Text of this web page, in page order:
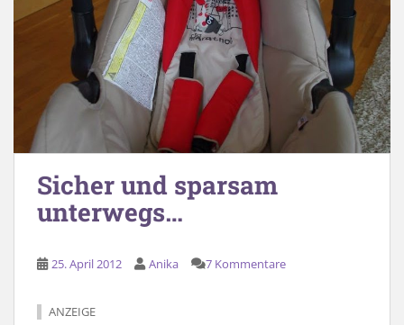
Sicher und sparsam
unterwegs…
25. April 2012 Anika 7 Kommentare
ANZEIGE